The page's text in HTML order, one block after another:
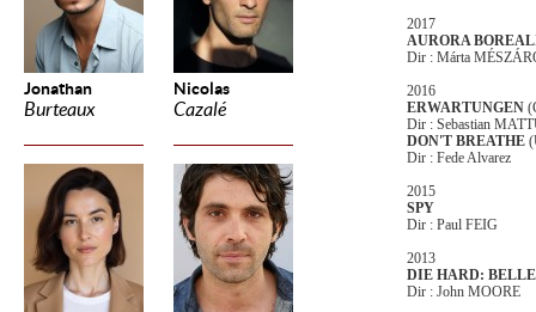
Jonathan
Burteaux
Nicolas
Cazalé
2017
AURORA
Dir : Márta
2016
ERWARTUNGEN
Dir : Sebastian
DON'T BREATHE
Dir : Fede Alvarez
2015
SPY
Dir : Paul FEIG
2013
DIE HARD:
Dir : John MOORE